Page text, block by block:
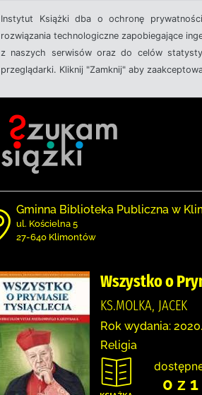
Instytut Książki dba o ochronę
rozwiązania technologiczne zapobiegające
z naszych serwisów oraz do celów
przeglądarki. Kliknij "Zamknij" aby
Gminna Biblioteka Publiczna w
ul. Kościelna 5
27-640 Klimontów
Wszystko o
KS.MOLKA, JACEK
Rok wydania: 2020.
Religia
0 z 1